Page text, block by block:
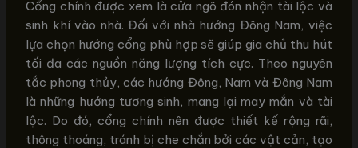
Cổng chính được xem là cửa ngõ đón nhận tài lộc và
sinh khí vào nhà. Đối với nhà hướng Đông Nam, việc
lựa chọn hướng cổng phù hợp sẽ giúp gia chủ thu hút
tối đa các nguồn năng lượng tích cực. Theo nguyên
tắc phong thủy, các hướng Đông, Nam và Đông Nam
là những hướng tương sinh, mang lại may mắn và tài
lộc. Do đó, cổng chính nên được thiết kế rộng rãi,
thông thoáng, tránh bị che chắn bởi các vật cản, tạo